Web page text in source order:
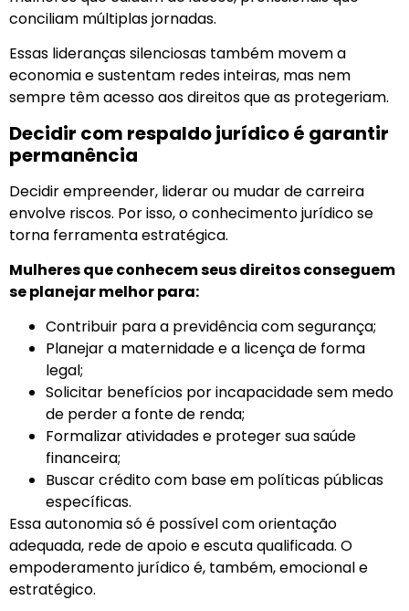
conciliam múltiplas jornadas.
Essas lideranças silenciosas também movem a
economia e sustentam redes inteiras, mas nem
sempre têm acesso aos direitos que as protegeriam.
Decidir com respaldo jurídico é garantir
permanência
Decidir empreender, liderar ou mudar de carreira
envolve riscos. Por isso, o conhecimento jurídico se
torna ferramenta estratégica.
Mulheres que conhecem seus direitos conseguem
se planejar melhor para:
Contribuir para a previdência com segurança;
Planejar a maternidade e a licença de forma
legal;
Solicitar benefícios por incapacidade sem medo
de perder a fonte de renda;
Formalizar atividades e proteger sua saúde
financeira;
Buscar crédito com base em políticas públicas
específicas.
Essa autonomia só é possível com orientação
adequada, rede de apoio e escuta qualificada. O
empoderamento jurídico é, também, emocional e
estratégico.